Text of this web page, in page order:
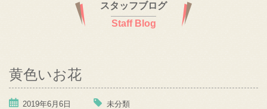
スタッフブログ
Staff Blog
黄色いお花
2019年6月6日 未分類